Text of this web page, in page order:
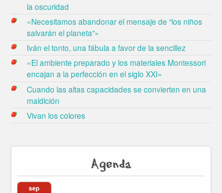
la oscuridad
«Necesitamos abandonar el mensaje de “los niños
salvarán el planeta”»
Iván el tonto, una fábula a favor de la sencillez
«El ambiente preparado y los materiales Montessori
encajan a la perfección en el siglo XXI»
Cuando las altas capacidades se convierten en una
maldición
Vivan los colores
Agenda
sep